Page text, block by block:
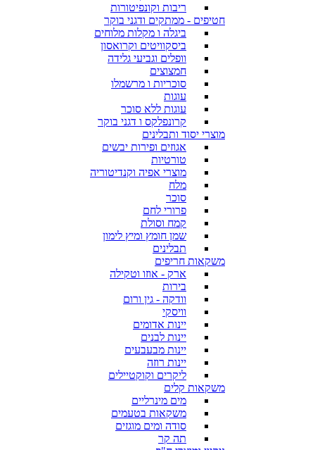
ריבות וקונפיטורות
חטיפים - ממתקים ודגני בוקר
ביגלה ו מקלות מלוחים
ביסקוויטים וקרואסון
וופלים וגביעי גלידה
חמצוצים
סוכריות ו מרשמלו
עוגות
עוגות ללא סוכר
קרונפלקס ו דגני בוקר
מוצרי יסוד ותבלינים
אגוזים ופירות יבשים
טורטיות
מוצרי אפיה וקנדיטוריה
מלח
סוכר
פרורי לחם
קמח וסולת
שמן חומץ ומיץ לימון
תבלינים
משקאות חריפים
ארק - אוזו וטקילה
בירות
וודקה - גין ורום
וויסקי
יינות אדומים
יינות לבנים
יינות מבעבעים
יינות רוזה
ליקרים וקוקטיילים
משקאות קלים
מים מינרליים
משקאות בטעמים
סודה ומים מוגזים
תה קר